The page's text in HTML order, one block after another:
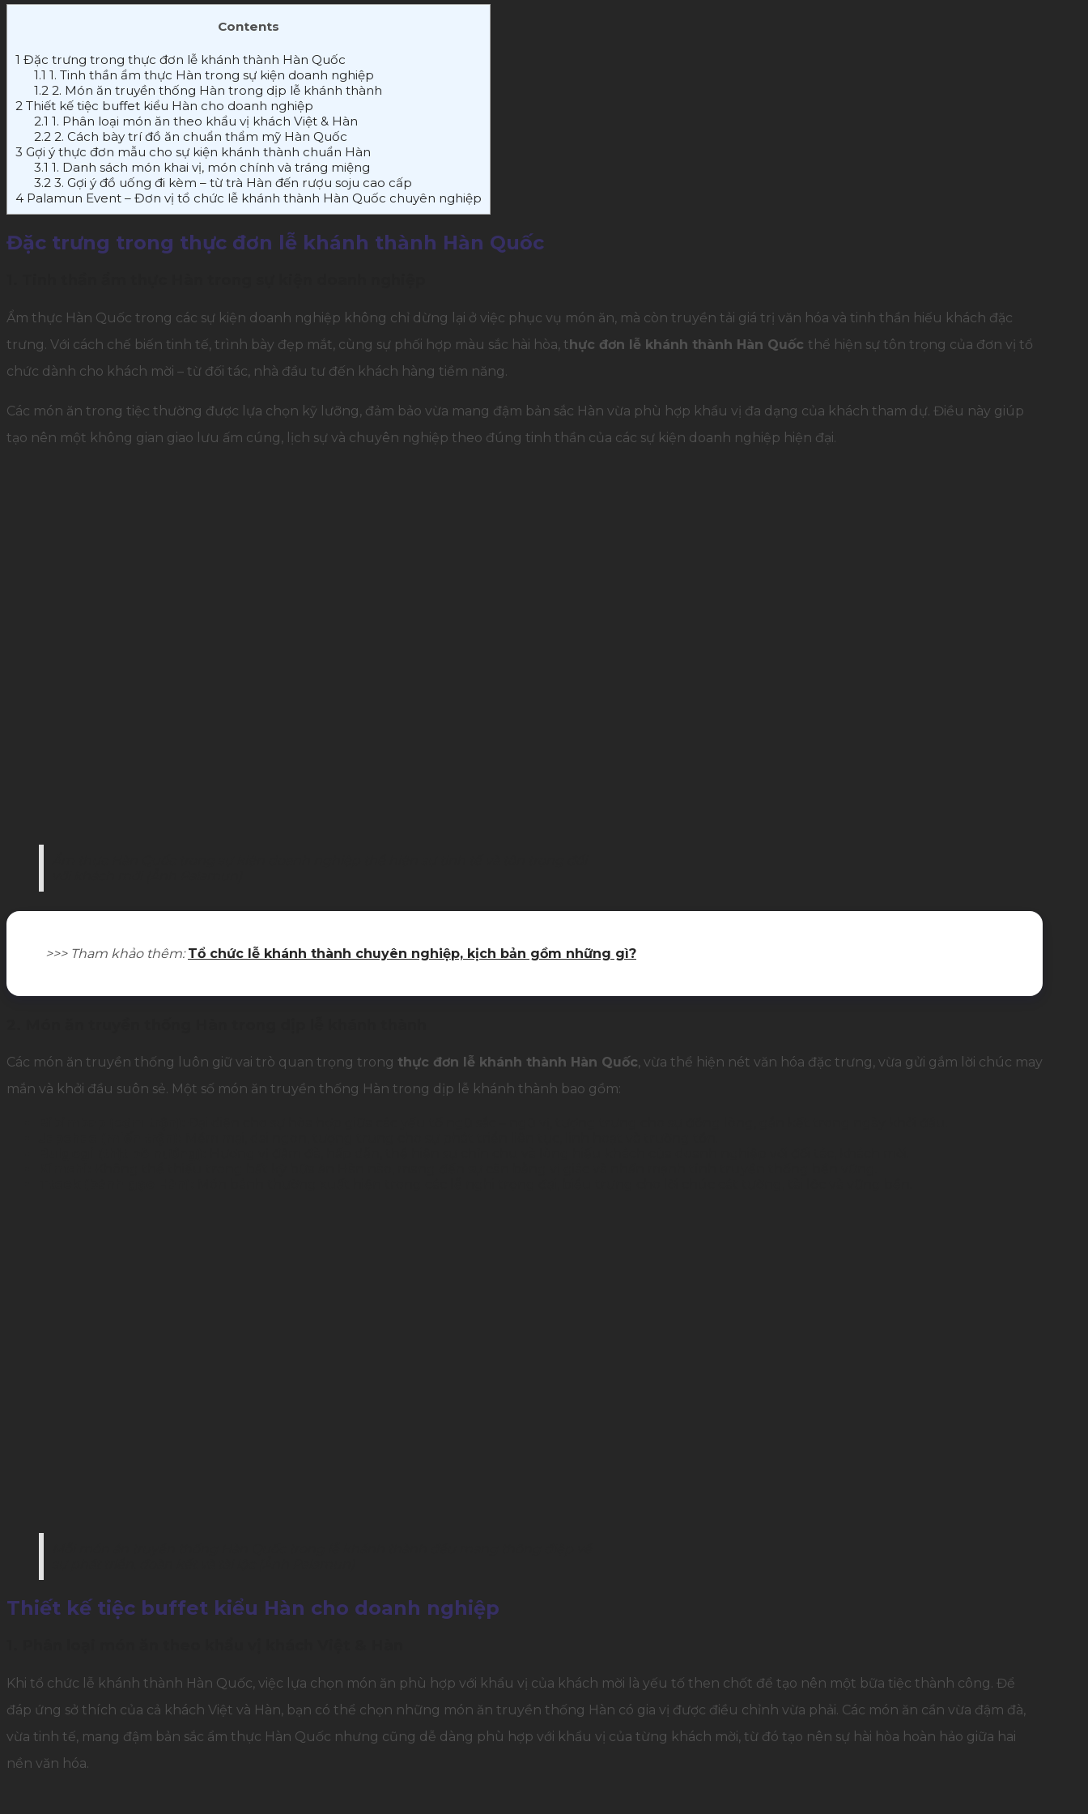
Contents
1 Đặc trưng trong thực đơn lễ khánh thành Hàn Quốc
1.1 1. Tinh thần ẩm thực Hàn trong sự kiện doanh nghiệp
1.22. Món ăn truyền thống Hàn trong dịp lễ khánh thành
2 Thiết kế tiệc buffet kiểu Hàn cho doanh nghiệp
2.1 1. Phân loại món ăn theo khẩu vị khách Việt & Hàn
2.22. Cách bày trí đồ ăn chuẩn thẩm mỹ Hàn Quốc
3 Gợi ý thực đơn mẫu cho sự kiện khánh thành chuẩn Hàn
3.1 1. Danh sách món khai vị, món chính và tráng miệng
3.23. Gợi ý đồ uống đi kèm – từ trà Hàn đến rượu soju cao cấp
4 Palamun Event – Đơn vị tổ chức lễ khánh thành Hàn Quốc chuyên nghiệp
Đặc trưng trong thực đơn lễ khánh thành Hàn Quốc
Ẩm thực Hàn Quốc trong các sự kiện doanh nghiệp không chỉ dừng lại ở việc phục vụ món ăn, mà còn truyền tải giá trị văn hóa và tinh thần hiếu khách đặc
trưng. Với cách chế biến tinh tế, trình bày đẹp mắt, cùng sự phối hợp màu sắc hài hòa, thực đơn lễ khánh thành Hàn Quốc thể hiện sự tôn trọng của đơn vị tổ
chức dành cho khách mời – từ đối tác, nhà đầu tư đến khách hàng tiềm năng.
Các món ăn trong tiệc thường được lựa chọn kỹ lưỡng, đảm bảo vừa mang đậm bản sắc Hàn vừa phù hợp khẩu vị đa dạng của khách tham dự. Điều này giúp
tạo nên một không gian giao lưu ấm cúng, lịch sự và chuyên nghiệp theo đúng tinh thần của các sự kiện doanh nghiệp hiện đại.
>>> Tham khảo thêm: Tổ chức lễ khánh thành chuyên nghiệp, kịch bản gồm những gì?
Các món ăn truyền thống luôn giữ vai trò quan trọng trong thực đơn lễ khánh thành Hàn Quốc, vừa thể hiện nét văn hóa đặc trưng, vừa gửi gắm lời chúc may
mắn và khởi đầu suôn sẻ. Một số món ăn truyền thống Hàn trong dịp lễ khánh thành bao gồm:
Thiết kế tiệc buffet kiểu Hàn cho doanh nghiệp
Khi tổ chức lễ khánh thành Hàn Quốc, việc lựa chọn món ăn phù hợp với khẩu vị của khách mời là yếu tố then chốt để tạo nên một bữa tiệc thành công. Để
đáp ứng sở thích của cả khách Việt và Hàn, bạn có thể chọn những món ăn truyền thống Hàn có gia vị được điều chỉnh vừa phải. Các món ăn cần vừa đậm đà,
vừa tinh tế, mang đậm bản sắc ẩm thực Hàn Quốc nhưng cũng dễ dàng phù hợp với khẩu vị của từng khách mời, từ đó tạo nên sự hài hòa hoàn hảo giữa hai
nền văn hóa.